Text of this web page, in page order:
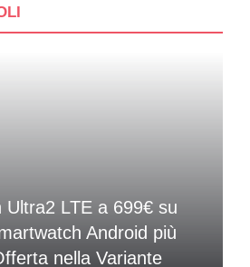
Ultra2 LTE a 699€ su
Android più
nella Variante